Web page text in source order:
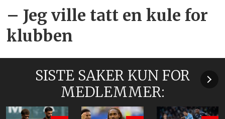
– Jeg ville tatt en kule for
klubben
SISTE SAKER KUN FOR
MEDLEMMER: